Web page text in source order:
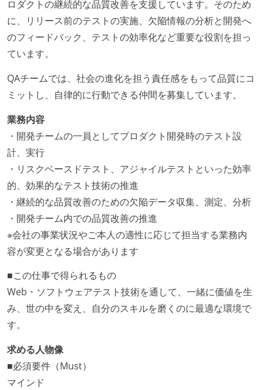
ロダクトの継続的な品質改善を支援しています。そのため
に、リリース前のテストの実施、欠陥情報の分析と開発へ
のフィードバック、テストの効率化など重要な役割を担っ
ています。
QAチームでは、社会の進化を担う責任感をもって品質にコ
ミットし、自律的に行動できる仲間を募集しています。
業務内容
・開発チームの一員としてプロダクト開発時のテスト設
計、実行
・リスクベースドテスト、アジャイルテストといった効率
的、効果的なテスト技術の推進
・継続的な品質改善のための欠陥データ収集、測定、分析
・開発チーム内での品質改善の推進
※会社の事業状況やご本人の適性に応じて担当する業務内
容が変更となる場合があります
■この仕事で得られるもの
Web・ソフトウェアテスト技術を通して、一緒に価値を生
み、世の中を変え、自分のスキルを磨くのに最適な環境で
す。
求める人物像
■必須要件（Must）
マインド